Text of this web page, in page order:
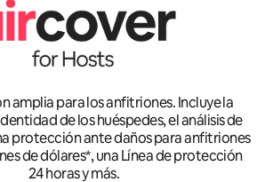
amplia para los anfitriones. Incluye la
de los huéspedes, el análisis de
protección ante daños para anfitriones
de dólares*, una Línea de protección
24 horas y más.